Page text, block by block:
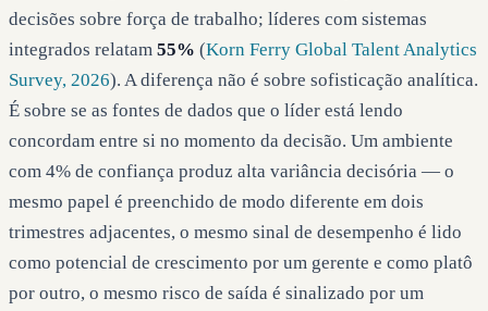
decisões sobre força de trabalho; líderes com sistemas
integrados relatam 55% (Korn Ferry Global Talent Analytics
Survey, 2026). A diferença não é sobre sofisticação analítica.
É sobre se as fontes de dados que o líder está lendo
concordam entre si no momento da decisão. Um ambiente
com 4% de confiança produz alta variância decisória — o
mesmo papel é preenchido de modo diferente em dois
trimestres adjacentes, o mesmo sinal de desempenho é lido
como potencial de crescimento por um gerente e como platô
por outro, o mesmo risco de saída é sinalizado por um